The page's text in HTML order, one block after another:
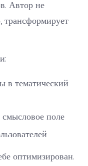
Автор не
трансформирует
в тематический
поле
оптимизирован.